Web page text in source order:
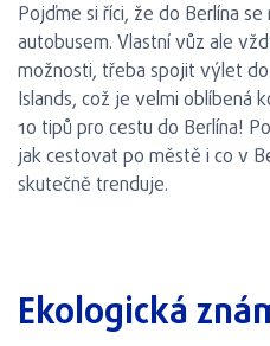
Pojďme si říci, že do Berlína
autobusem. Vlastní vůz ale
možnosti, třeba spojit výlet
Islands, což je velmi oblíbená
10 tipů pro cestu do Berlína!
jak cestovat po městě i co v
skutečně trenduje.
Ekologická